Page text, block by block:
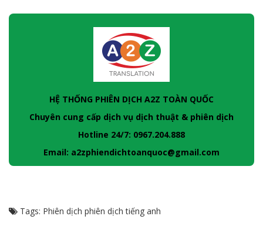
HỆ THỐNG PHIÊN DỊCH A2Z TOÀN QUỐC
Chuyên cung cấp dịch vụ dịch thuật & phiên dịch
Hotline 24/7: 0967.204.888
Email: a2zphiendichtoanquoc@gmail.com
Tags: Phiên dịch phiên dịch tiếng anh